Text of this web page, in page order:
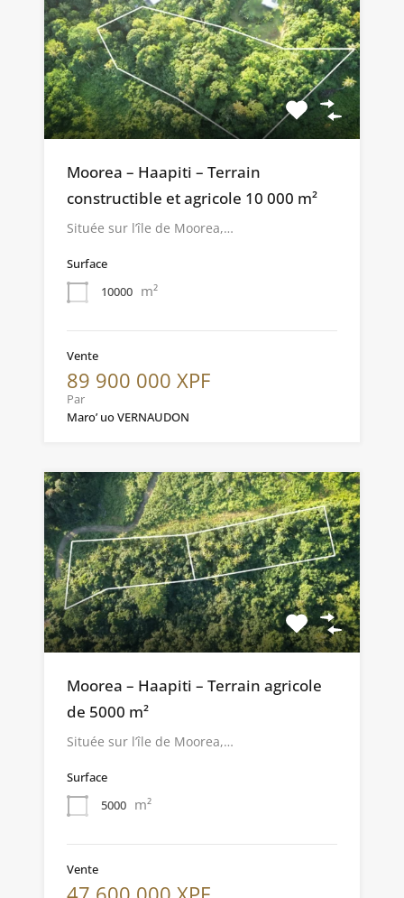
Moorea – Haapiti – Terrain
constructible et agricole 10 000 m²
Située sur l’île de Moorea,…
Surface
10000 m²
Vente
89 900 000 XPF
Par
Maro’ uo VERNAUDON
Moorea – Haapiti – Terrain agricole
de 5000 m²
Située sur l’île de Moorea,…
Surface
5000 m²
Vente